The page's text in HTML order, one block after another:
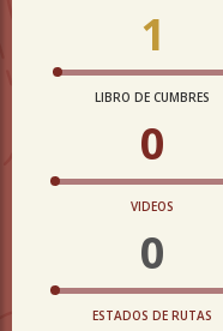
1
LIBRO DE CUMBRES
0
VIDEOS
0
ESTADOS DE RUTAS